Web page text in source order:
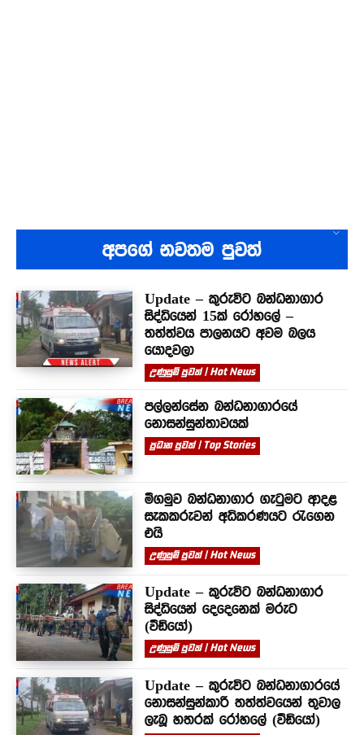
අපගේ නවතම පුවත්
Update – කුරුවිට බන්ධනාගාර
සිද්ධියෙන් 15ක් රෝහලේ –
තත්ත්වය පාලනයට අවම බලය
යොදවලා
උණුසුම් පුවත් | Hot News
පල්ලන්සේන බන්ධනාගාරයේ
නොසන්සුන්තාවයක්
ප්‍රධාන පුවත් | Top Stories
මීගමුව බන්ධනාගාර ගැටුමට ආදළ
සැකකරුවන් අධිකරණයට රැගෙන
එයි
උණුසුම් පුවත් | Hot News
Update – කුරුවිට බන්ධනාගාර
සිද්ධියෙන් දෙදෙනෙක් මරුට
(වීඩියෝ)
උණුසුම් පුවත් | Hot News
Update – කුරුවිට බන්ධනාගාරයේ
නොසන්සුන්කාරී තත්ත්වයෙන් තුවාල
ලැබූ හතරක් රෝහලේ (වීඩියෝ)